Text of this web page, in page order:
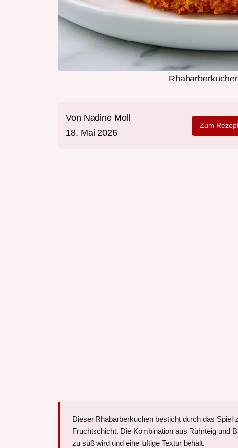
Von Nadine Moll
18. Mai 2026
Zum
Dieser Rhabarberkuchen besticht durch das Spiel
Fruchtschicht. Die Kombination aus Rührteig und
zu süß wird und eine luftige Textur behält.